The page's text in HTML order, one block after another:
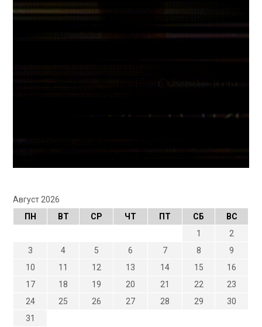
Август 2026
ПН
ВТ СР ЧТ ПТ СБ
ВС
1
2
3
4 5 6 7 8
9
10
11 12 13 14 15
16
17
18 19 20 21 22
23
24
25 26 27 28 29
30
31